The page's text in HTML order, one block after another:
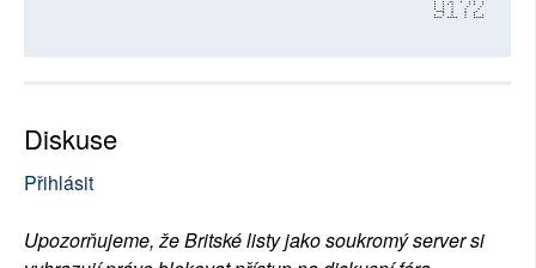
9172
Diskuse
Přihlásit
Upozorňujeme, že Britské listy jako soukromý server si